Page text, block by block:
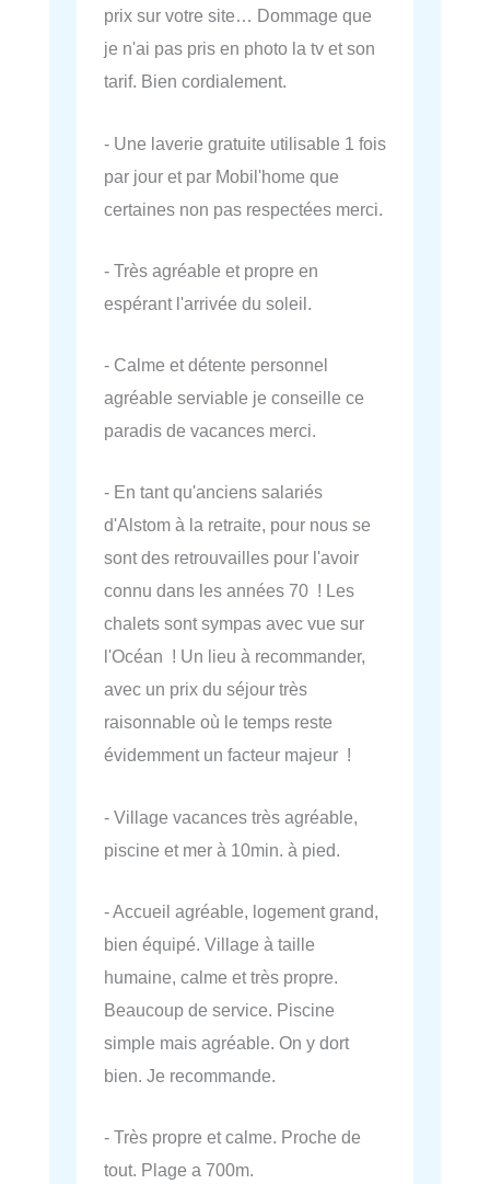
prix sur votre site… Dommage que
je n'ai pas pris en photo la tv et son
tarif. Bien cordialement.
- Une laverie gratuite utilisable 1 fois
par jour et par Mobil'home que
certaines non pas respectées merci.
- Très agréable et propre en
espérant l'arrivée du soleil.
- Calme et détente personnel
agréable serviable je conseille ce
paradis de vacances merci.
- En tant qu'anciens salariés
d'Alstom à la retraite, pour nous se
sont des retrouvailles pour l'avoir
connu dans les années 70 ! Les
chalets sont sympas avec vue sur
l'Océan ! Un lieu à recommander,
avec un prix du séjour très
raisonnable où le temps reste
évidemment un facteur majeur !
- Village vacances très agréable,
piscine et mer à 10min. à pied.
- Accueil agréable, logement grand,
bien équipé. Village à taille
humaine, calme et très propre.
Beaucoup de service. Piscine
simple mais agréable. On y dort
bien. Je recommande.
- Très propre et calme. Proche de
tout. Plage a 700m.